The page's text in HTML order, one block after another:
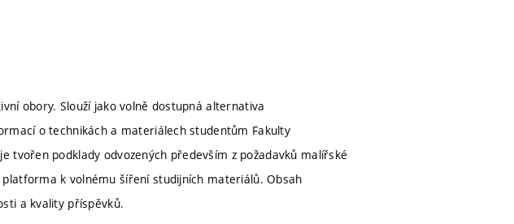
obory. Slouží jako volně dostupná alternativa
o technikách a materiálech studentům Fakulty
tvořen podklady odvozených především z požadavků malířské
k volnému šíření studijních materiálů. Obsah
a kvality příspěvků.